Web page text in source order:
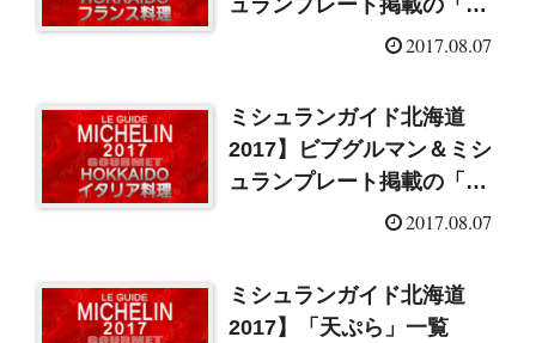
2017.08.07
ミシュランガイド北海道
2017】ビブグルマン＆ミシ
ュランプレート掲載の「イ
2017.08.07
ミシュランガイド北海道
2017】「天ぷら」一覧